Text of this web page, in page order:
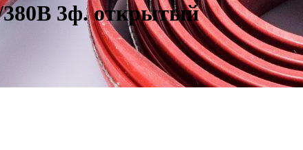
3ф. открытый